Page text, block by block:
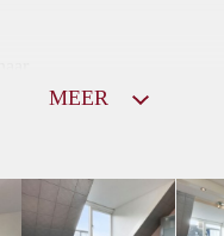
MEER